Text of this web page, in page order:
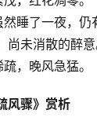
睡了一夜，仍
未消散的醉意
，晚风急猛。
风骤》赏析